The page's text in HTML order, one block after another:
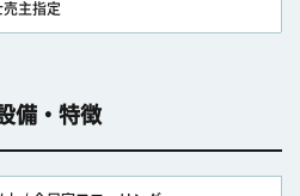
主指定
備・特徴